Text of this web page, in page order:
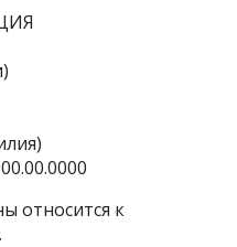
относится к